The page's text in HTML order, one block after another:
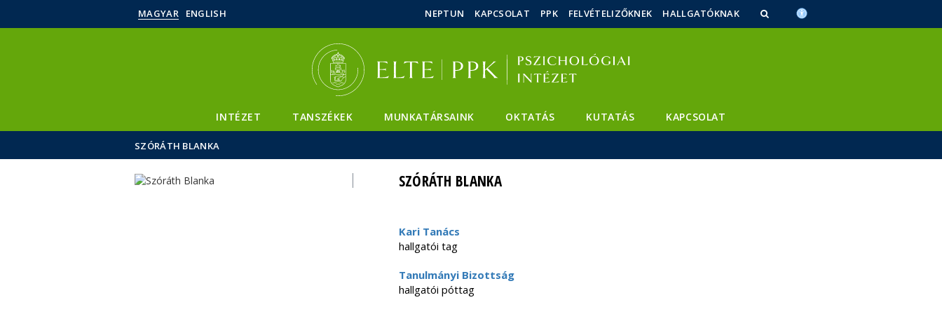
Hírek
Események
ELTE a
MAGYAR ENGLISH NEPTUN KAPCSOLAT PPK FELVÉTELIZŐKNEK HALLGATÓKNAK
INTÉZET TANSZÉKEK MUNKATÁRSAINK OKTATÁS KUTATÁS KAPCSOLAT
SZÓRÁTH BLANKA
SZÓRÁTH BLANKA
Kari Tanács
hallgatói tag
Tanulmányi Bizottság
hallgatói póttag